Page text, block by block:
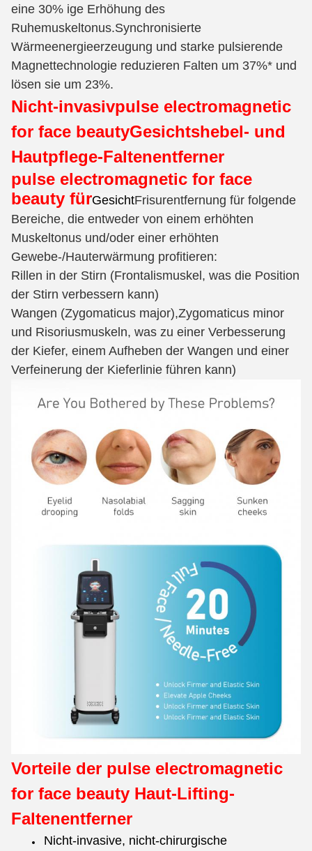
eine 30% ige Erhöhung des
Ruhemuskeltonus.Synchronisierte
Wärmeenergieerzeugung und starke pulsierende
Magnettechnologie reduzieren Falten um 37%* und
lösen sie um 23%.
Nicht-invasivpulse electromagnetic
for face beautyGesichtshebel- und
Hautpflege-Faltenentferner
pulse electromagnetic for face
beauty fürGesichtFrisurentfernung für folgende
Bereiche, die entweder von einem erhöhten
Muskeltonus und/oder einer erhöhten
Gewebe-/Hauterwärmung profitieren:
Rillen in der Stirn (Frontalismuskel, was die Position
der Stirn verbessern kann)
Wangen (Zygomaticus major),Zygomaticus minor
und Risoriusmuskeln, was zu einer Verbesserung
der Kiefer, einem Aufheben der Wangen und einer
Verfeinerung der Kieferlinie führen kann)
Vorteile der pulse electromagnetic
for face beauty Haut-Lifting-
Faltenentferner
Nicht-invasive, nicht-chirurgische